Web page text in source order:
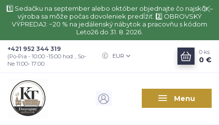
1️⃣ Sedačku na september alebo október objednajte čo najskôr –
výroba sa môže počas dovoleniek predĺžiť. 2️⃣ OBROVSKÝ
VÝPREDAJ: −20 % na jedálenský nábytok a pracovňu s kódom
Leto26 do 31. 8. 2026.
Menu
EUR
+421 952 344 319
(Po-Pia - 10:00 -15:00 hod. , So-
Ne 11:00- 17:00
0 ks
0 €